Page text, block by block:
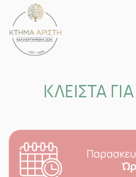
content
ΚΛΕΙΣΤΑ